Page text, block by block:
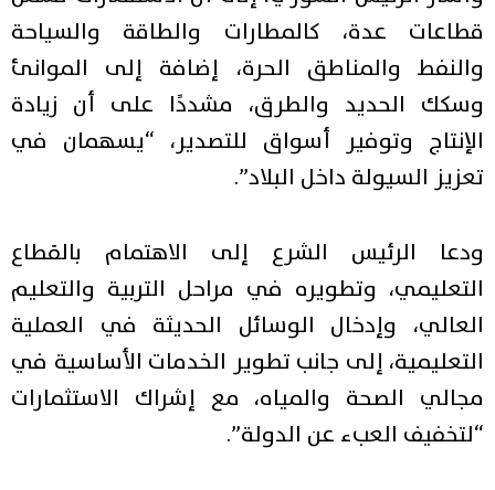
قطاعات عدة، كالمطارات والطاقة والسياحة
والنفط والمناطق الحرة، إضافة إلى الموانئ
وسكك الحديد والطرق، مشددًا على أن زيادة
الإنتاج وتوفير أسواق للتصدير، “يسهمان في
تعزيز السيولة داخل البلاد”.
ودعا الرئيس الشرع إلى الاهتمام بالقطاع
التعليمي، وتطويره في مراحل التربية والتعليم
العالي، وإدخال الوسائل الحديثة في العملية
التعليمية، إلى جانب تطوير الخدمات الأساسية في
مجالي الصحة والمياه، مع إشراك الاستثمارات
“لتخفيف العبء عن الدولة”.